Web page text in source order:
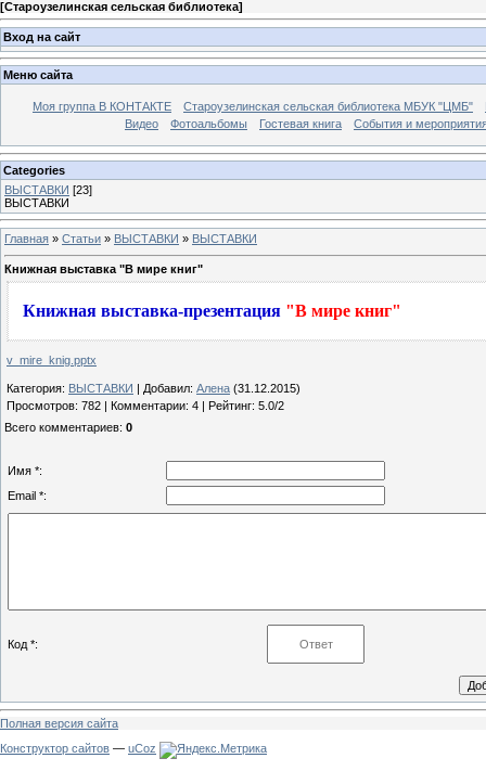
[Староузелинская сельская библиотека]
Вход на сайт
Меню сайта
Моя группа В КОНТАКТЕ Староузелинская сельская библиотека МБУК "ЦМБ"
Видео
Фотоальбомы Гостевая книга События и
Categories
ВЫСТАВКИ [23]
ВЫСТАВКИ
Главная » Статьи » ВЫСТАВКИ » ВЫСТАВКИ
Книжная выставка "В мире книг"
Книжная выставка-презентация "В мире книг"
v_mire_knig.pptx
Категория: ВЫСТАВКИ Добавил: Алена (31.12.2015)
Просмотров: 782 Комментарии: 4 Рейтинг: 5.0/2
Всего комментариев: 0
Имя *:
Email *:
Код *:
Полная версия сайта
Конструктор сайтов — uCoz